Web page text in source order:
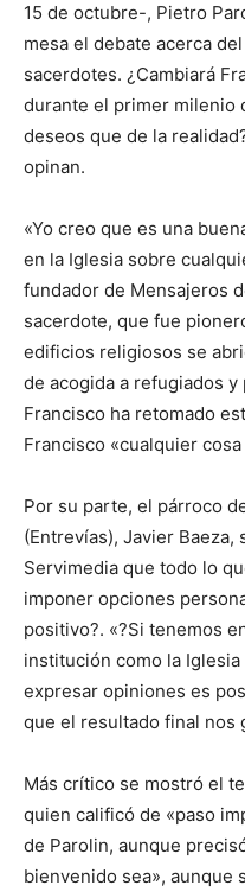
15 de octubre-, Pietro
mesa el debate acerca
sacerdotes. ¿Cambiará
durante el primer milenio
deseos que de la
opinan.
«Yo creo que es una
en la Iglesia sobre
fundador de Mensajeros
sacerdote, que fue
edificios religiosos se
de acogida a refugiados
Francisco ha retomado
Francisco «cualquier
Por su parte, el párroco
(Entrevías), Javier
Servimedia que todo lo
imponer opciones
positivo?. «?Si tenemos
institución como la
expresar opiniones es
que el resultado final nos
Más crítico se mostró el
quien calificó de «paso
de Parolin, aunque
bienvenido sea», aunque